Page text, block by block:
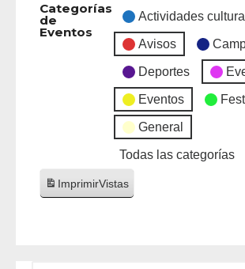
Categorías
de
Eventos
Actividades
Avisos
Deportes
Eventos
General
Todas las categorías
ImprimirVistas